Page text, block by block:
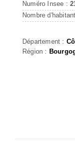
Numéro Insee :
Nombre
Département :
Région :